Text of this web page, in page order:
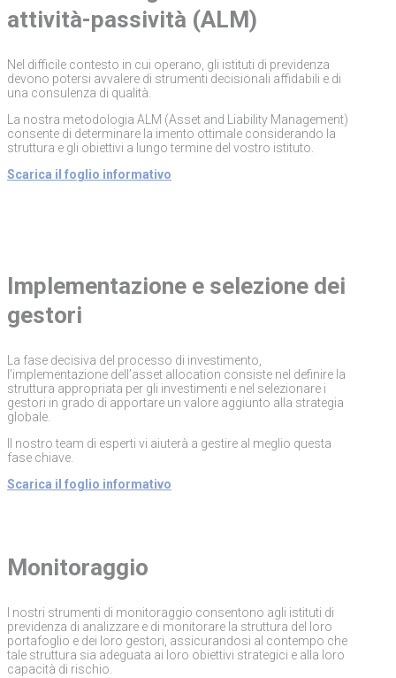
attività-passività (ALM)
Nel difficile contesto in cui operano, gli istituti di previdenza
devono potersi avvalere di strumenti decisionali affidabili e di
una consulenza di qualità.
La nostra metodologia ALM (Asset and Liability Management)
consente di determinare la imento ottimale considerando la
struttura e gli obiettivi a lungo termine del vostro istituto.
Scarica il foglio informativo
Implementazione e selezione dei
gestori
La fase decisiva del processo di investimento,
l’implementazione dell’asset allocation consiste nel definire la
struttura appropriata per gli investimenti e nel selezionare i
gestori in grado di apportare un valore aggiunto alla strategia
globale.
Il nostro team di esperti vi aiuterà a gestire al meglio questa
fase chiave.
Scarica il foglio informativo
Monitoraggio
I nostri strumenti di monitoraggio consentono agli istituti di
previdenza di analizzare e di monitorare la struttura del loro
portafoglio e dei loro gestori, assicurandosi al contempo che
tale struttura sia adeguata ai loro obiettivi strategici e alla loro
capacità di rischio.